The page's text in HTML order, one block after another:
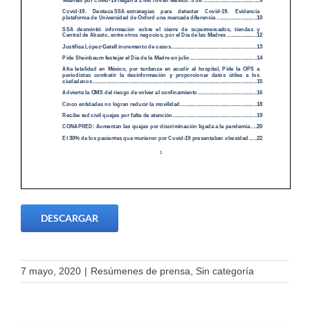
DESCARGAR
7 mayo, 2020 | Resúmenes de prensa, Sin categoría